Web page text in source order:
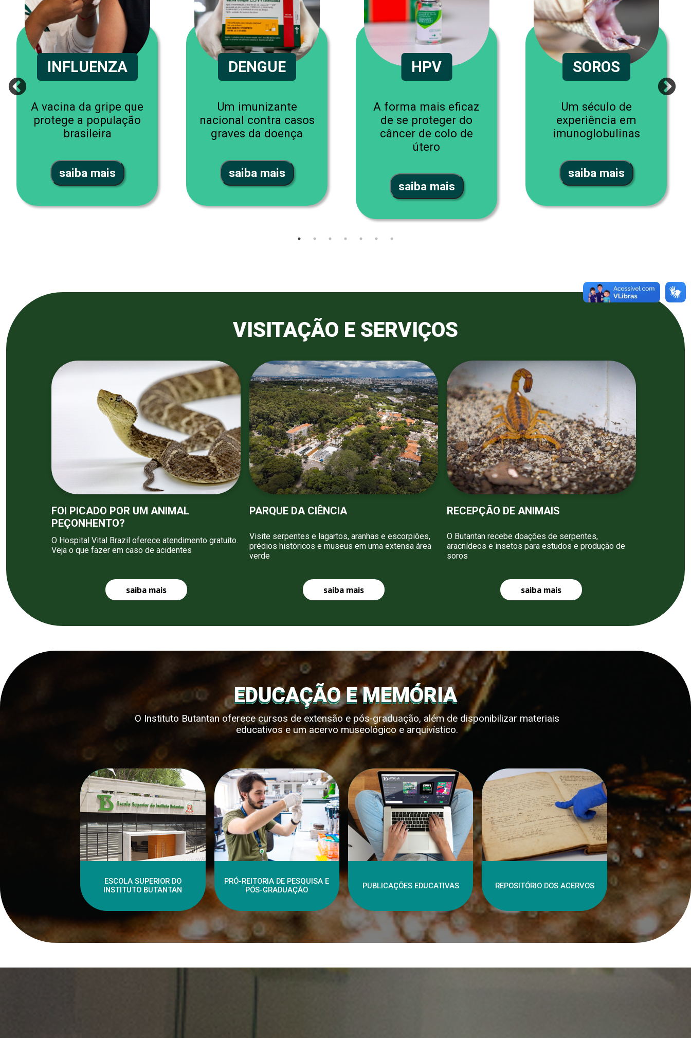
INFLUENZA
A vacina da gripe que
protege a população
brasileira
saiba mais
DENGUE
Um imunizante
nacional contra casos
graves da doença
saiba mais
HPV
A forma mais eficaz
de se proteger do
câncer de colo de
útero
saiba mais
SOROS
Um século de
experiência em
imunoglobulinas
saiba mais
VISITAÇÃO E SERVIÇOS
FOI PICADO POR UM ANIMAL
PEÇONHENTO?
O Hospital Vital Brazil oferece atendimento gratuito.
Veja o que fazer em caso de acidentes
saiba mais
PARQUE DA CIÊNCIA
Visite serpentes e lagartos, aranhas e escorpiões,
prédios históricos e museus em uma extensa área
verde
saiba mais
RECEPÇÃO DE ANIMAIS
O Butantan recebe doações de serpentes,
aracnídeos e insetos para estudos e produção de
soros
saiba mais
EDUCAÇÃO E MEMÓRIA
O Instituto Butantan oferece cursos de extensão e pós-graduação, além de disponibilizar materiais
educativos e um acervo museológico e arquivístico.
ESCOLA SUPERIOR DO
INSTITUTO BUTANTAN
PRÓ-REITORIA DE PESQUISA E
PÓS-GRADUAÇÃO
PUBLICAÇÕES EDUCATIVAS REPOSITÓRIO DOS ACERVOS